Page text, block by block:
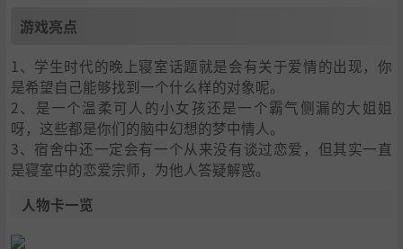
游戏亮点
1、学生时代的晚上寝室话题就是会有关于爱情的出现，你
是希望自己能够找到一个什么样的对象呢。
2、是一个温柔可人的小女孩还是一个霸气侧漏的大姐姐
呀，这些都是你们的脑中幻想的梦中情人。
3、宿舍中还一定会有一个从来没有谈过恋爱，但其实一直
是寝室中的恋爱宗师，为他人答疑解惑。
人物卡一览